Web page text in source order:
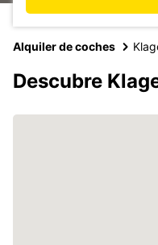
Alquiler de coches
Descubre